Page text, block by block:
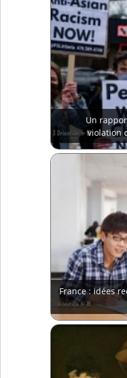
Un
violation
France : idées